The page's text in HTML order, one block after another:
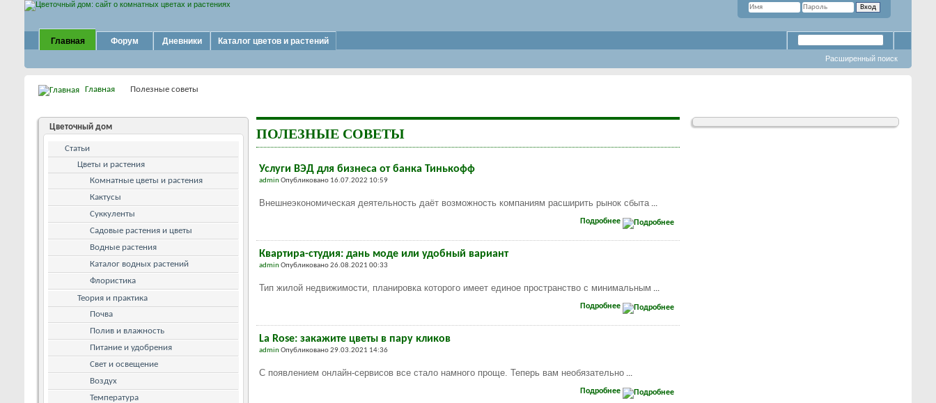
Главная Форум Дневники Каталог цветов и растений
Расширенный поиск
Главная Полезные советы
ПОЛЕЗНЫЕ СОВЕТЫ
Услуги ВЭД для бизнеса от банка Тинькофф
adminОпубликовано 16.07.2022 10:59
Внешнеэкономическая деятельность даёт возможность компаниям расширить рынок сбыта...
Подробнее
Квартира-студия: дань моде или удобный вариант
adminОпубликовано 26.08.2021 00:33
Тип жилой недвижимости, планировка которого имеет единое пространство с минимальным
Подробнее
La Rose: закажите цветы в пару кликов
adminОпубликовано 29.03.2021 14:36
С появлением онлайн-сервисов все стало намного проще. Теперь вам необязательно...
Подробнее
Цветочный дом
Статьи
Цветы и растения
Комнатные цветы и растения
Кактусы
Суккуленты
Садовые растения и цветы
Водные растения
Каталог водных растений
Флористика
Теория и практика
Почва
Полив и влажность
Питание и удобрения
Свет и освещение
Воздух
Температура